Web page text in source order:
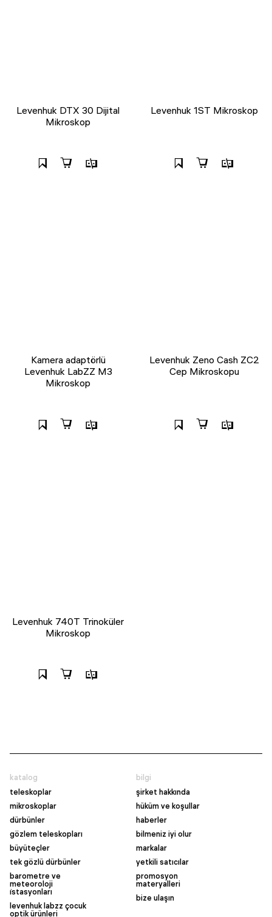
Levenhuk DTX 30 Dijital
Mikroskop
Levenhuk 1ST Mikroskop
Kamera adaptörlü
Levenhuk LabZZ M3
Mikroskop
Levenhuk Zeno Cash ZC2
Cep Mikroskopu
Levenhuk 740T Trinoküler
Mikroskop
katalog
teleskoplar
mikroskoplar
dürbünler
gözlem teleskopları
büyüteçler
tek gözlü dürbünler
barometre ve
meteoroloji
i̇stasyonları
levenhuk labzz çocuk
optik ürünleri
bilgi
şirket hakkında
hüküm ve koşullar
haberler
bilmeniz iyi olur
markalar
yetkili satıcılar
promosyon
materyalleri
bize ulaşın